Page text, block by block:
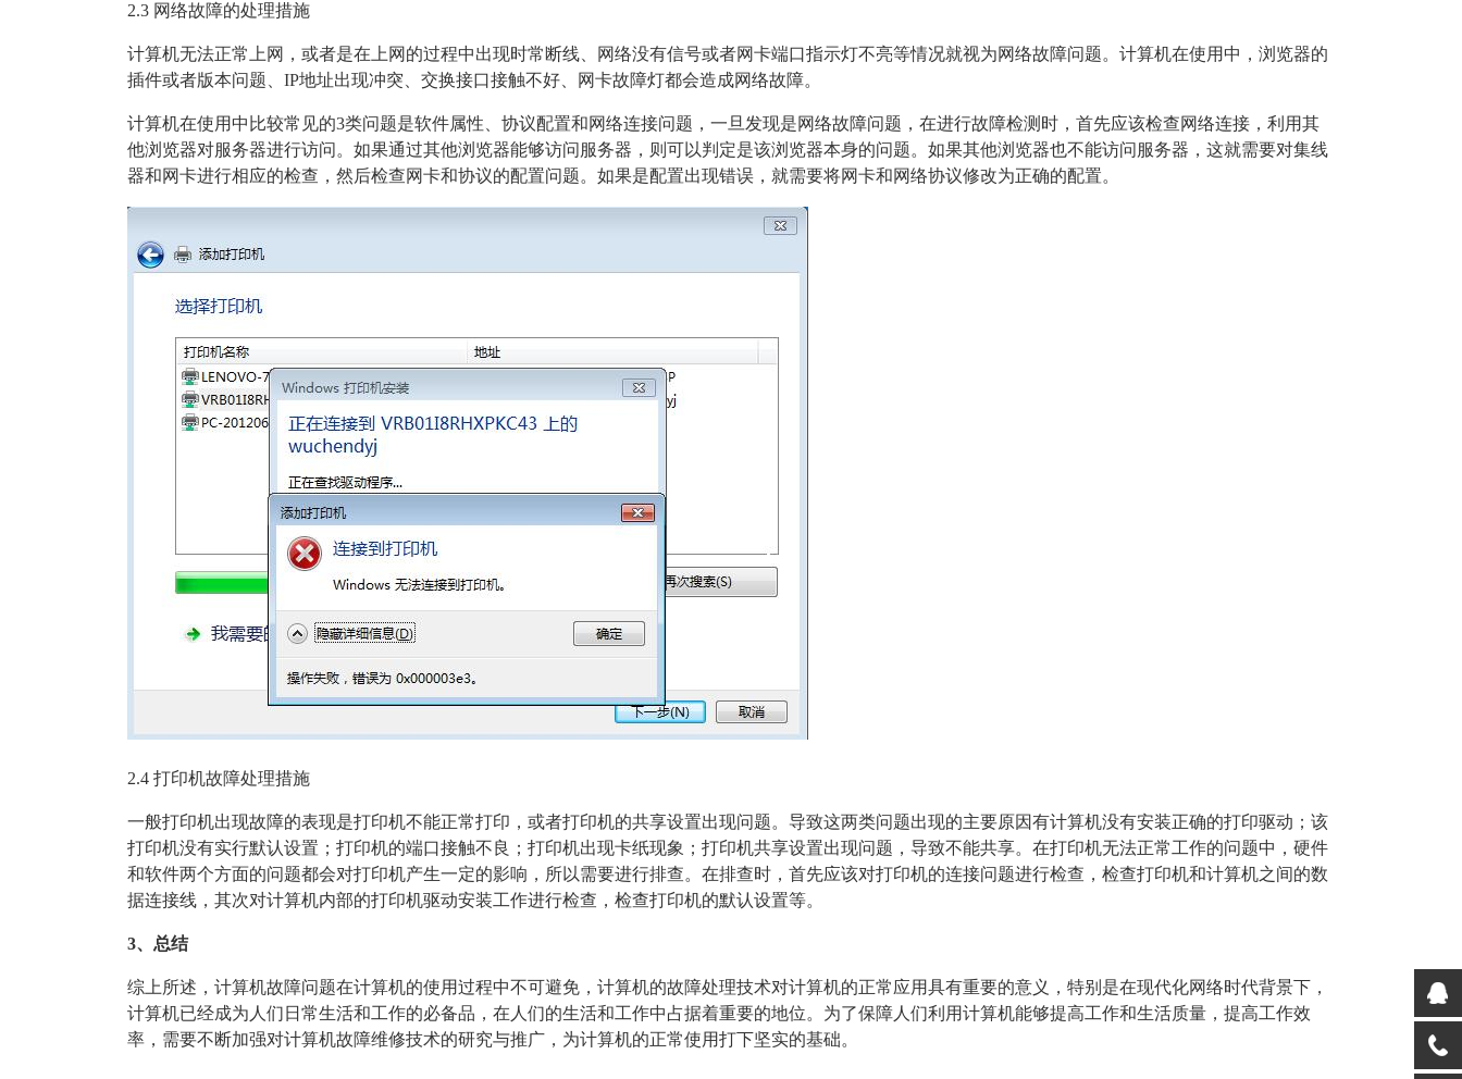
2.3 网络故障的处理措施
计算机无法正常上网，或者是在上网的过程中出现时常断线、网络没有信号或者网卡端口指示灯不亮等情况就视为网络故障问题。 计算机在使用中，浏览器的
插件或者版本问题、IP地址出现冲突、交换接口接触不好、网卡故障灯都会造成网络故障。
计算机在使用中比较常见的3类问题是软件属性、协议配置和网络连接问题，一旦发现是网络故障问题，在进行故障检测时，首先应该检查网络连接，利用其
他浏览器对服务器进行访问。如果通过其他浏览器能够访问服务器，则可以判定是该浏览器本身的问题。如果其他浏览器也不能访问服务器，这就需要对集线
器和网卡进行相应的检查，然后检查网卡和协议的配置问题。如果是配置出现错误，就需要将网卡和网络协议修改为正确的配置。
2.4 打印机故障处理措施
一般打印机出现故障的表现是打印机不能正常打印，或者打印机的共享设置出现问题。导致这两类问题出现的主要原因有计算机没有安装正确的打印驱动；该
打印机没有实行默认设置；打印机的端口接触不良；打印机出现卡纸现象；打印机共享设置出现问题，导致不能共享。在打印机无法正常工作的问题中，硬件
和软件两个方面的问题都会对打印机产生一定的影响，所以需要进行排查。在排查时，首先应该对打印机的连接问题进行检查，检查打印机和计算机之间的数
据连接线，其次对计算机内部的打印机驱动安装工作进行检查，检查打印机的默认设置等。
3、总结
综上所述，计算机故障问题在计算机的使用过程中不可避免，计算机的故障处理技术对计算机的正常应用具有重要的意义，特别是在现代化网络时代背景下，
计算机已经成为人们日常生活和工作的必备品，在人们的生活和工作中占据着重要的地位。为了保障人们利用计算机能够提高工作和生活质量，提高工作效
率，需要不断加强对计算机故障维修技术的研究与推广，为计算机的正常使用打下坚实的基础。